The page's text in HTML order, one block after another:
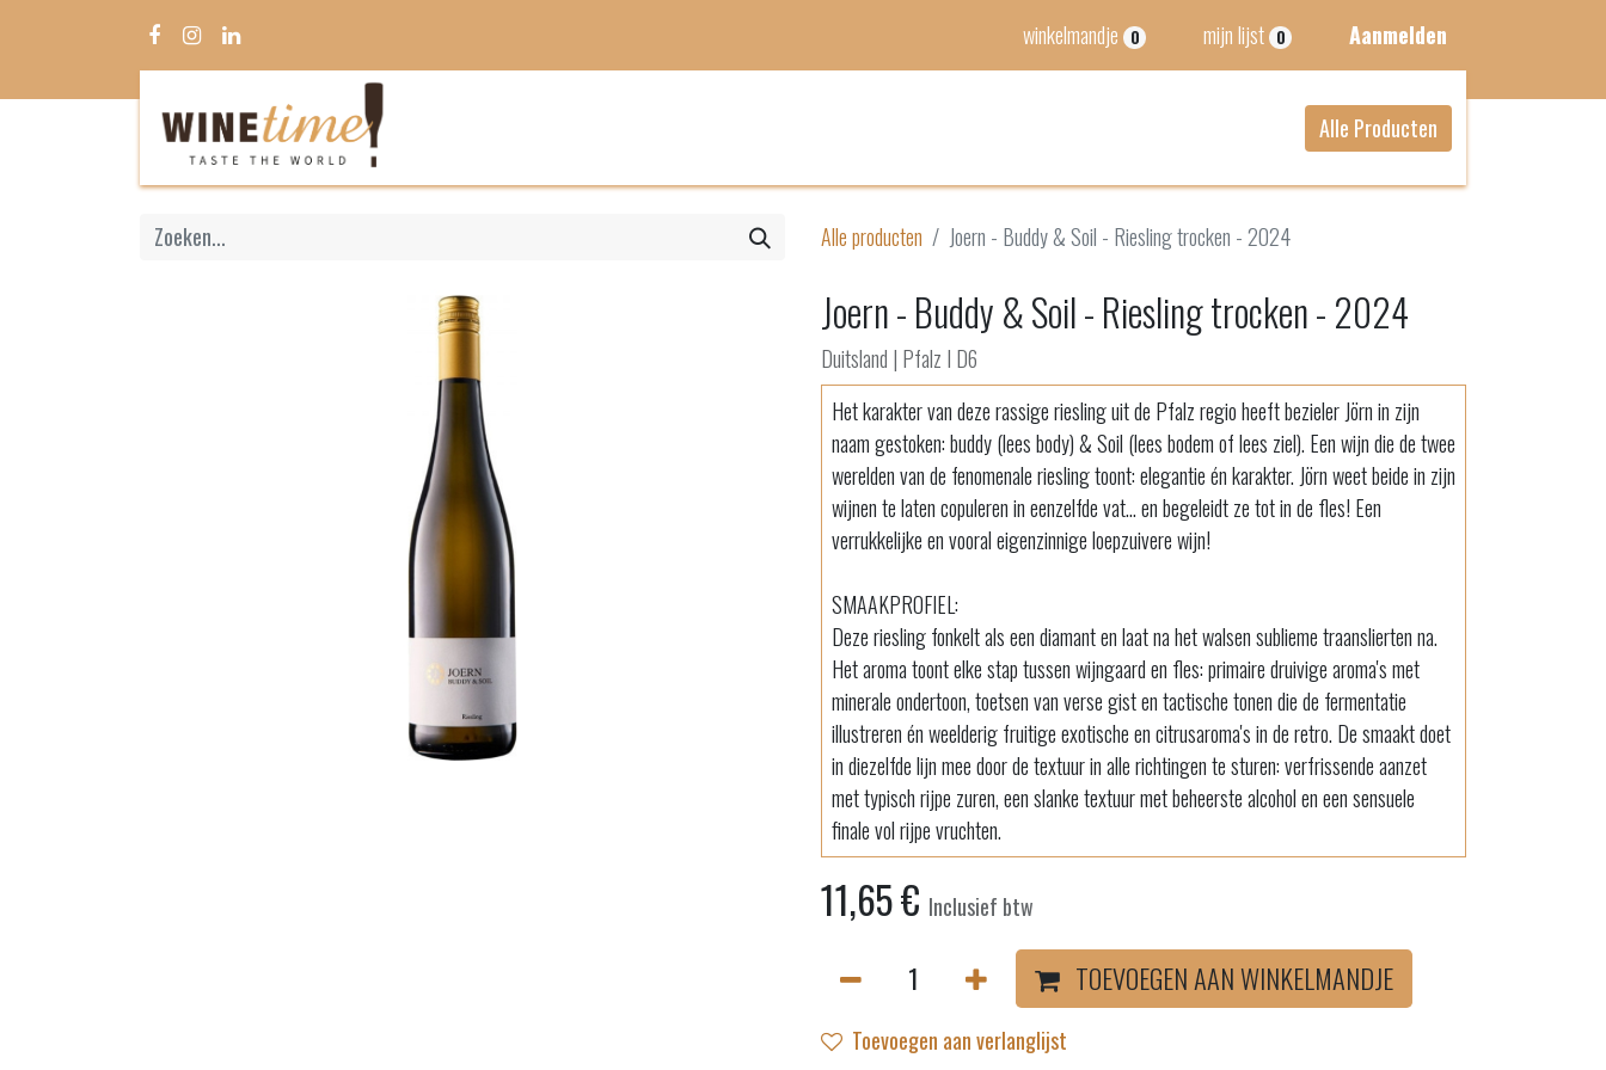
winkelmandje 0 mijn lijst 0 Aanmelden
Alle Producten
Alle producten Joern - Buddy & Soil - Riesling trocken - 2024
Joern - Buddy & Soil - Riesling trocken - 2024
Duitsland | Pfalz I D6
Het karakter van deze rassige riesling uit de Pfalz regio heeft bezieler Jörn in zijn
naam gestoken: buddy (lees body) & Soil (lees bodem of lees ziel). Een wijn die de twee
werelden van de fenomenale riesling toont: elegantie én karakter. Jörn weet beide in zijn
wijnen te laten copuleren in eenzelfde vat... en begeleidt ze tot in de fles! Een
verrukkelijke en vooral eigenzinnige loepzuivere wijn!
SMAAKPROFIEL:
Deze riesling fonkelt als een diamant en laat na het walsen sublieme traanslierten na.
Het aroma toont elke stap tussen wijngaard en fles: primaire druivige aroma's met
minerale ondertoon, toetsen van verse gist en tactische tonen die de fermentatie
illustreren én weelderig fruitige exotische en citrusaroma's in de retro. De smaakt doet
in diezelfde lijn mee door de textuur in alle richtingen te sturen: verfrissende aanzet
met typisch rijpe zuren, een slanke textuur met beheerste alcohol en een sensuele
finale vol rijpe vruchten.
11,65€ Inclusief btw
TOEVOEGEN AAN WINKELMANDJE
Toevoegen aan verlanglijst